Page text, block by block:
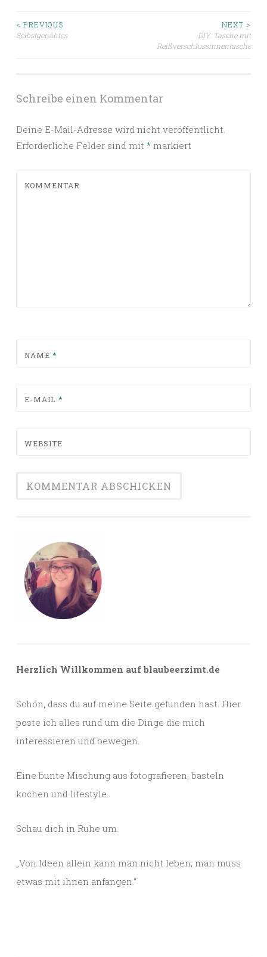
Beitragsnavigation
< PREVIOUS
Selbstgenähtes
NEXT >
DIY: Tasche mit
Reißverschlussinnentasche
Schreibe einen Kommentar
Deine E-Mail-Adresse wird nicht veröffentlicht.
Erforderliche Felder sind mit * markiert
KOMMENTAR
NAME *
E-MAIL *
WEBSITE
Herzlich Willkommen auf blaubeerzimt.de
Schön, dass du auf meine Seite gefunden hast. Hier
poste ich alles rund um die Dinge die mich
interessieren und bewegen.
Eine bunte Mischung aus fotografieren, basteln
kochen und lifestyle.
Schau dich in Ruhe um.
„Von Ideen allein kann man nicht leben; man muss
etwas mit ihnen anfangen.“